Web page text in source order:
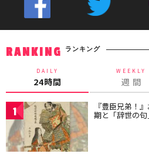
RANKING ランキング
DAILY
24時間
WEEKLY
週 間
1 『豊臣兄弟！
期と「辞世の